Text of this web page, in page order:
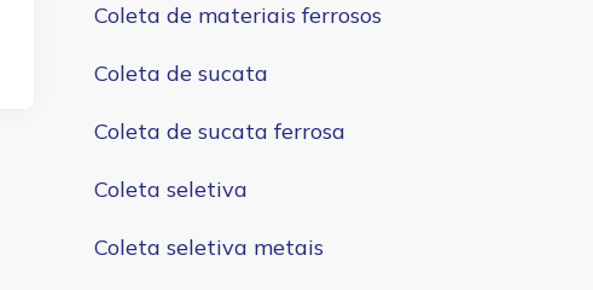
Coleta de materiais ferrosos
Coleta de sucata
Coleta de sucata ferrosa
Coleta seletiva
Coleta seletiva metais